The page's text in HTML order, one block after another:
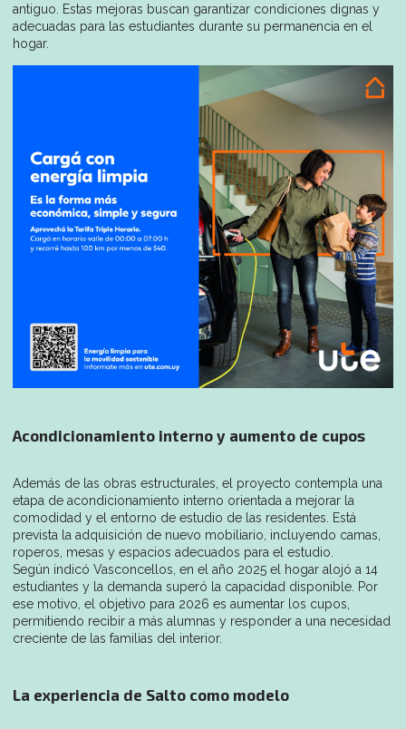
antiguo. Estas mejoras buscan garantizar condiciones dignas y
adecuadas para las estudiantes durante su permanencia en el
hogar.
Acondicionamiento interno y aumento de cupos
Además de las obras estructurales, el proyecto contempla una
etapa de acondicionamiento interno orientada a mejorar la
comodidad y el entorno de estudio de las residentes. Está
prevista la adquisición de nuevo mobiliario, incluyendo camas,
roperos, mesas y espacios adecuados para el estudio.
Según indicó Vasconcellos, en el año 2025 el hogar alojó a 14
estudiantes y la demanda superó la capacidad disponible. Por
ese motivo, el objetivo para 2026 es aumentar los cupos,
permitiendo recibir a más alumnas y responder a una necesidad
creciente de las familias del interior.
La experiencia de Salto como modelo